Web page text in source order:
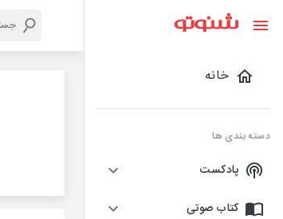
خانه
دسته بندی ها
پادکست
کتاب صوتی